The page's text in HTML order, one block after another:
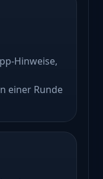
Hinweise,
einer Runde